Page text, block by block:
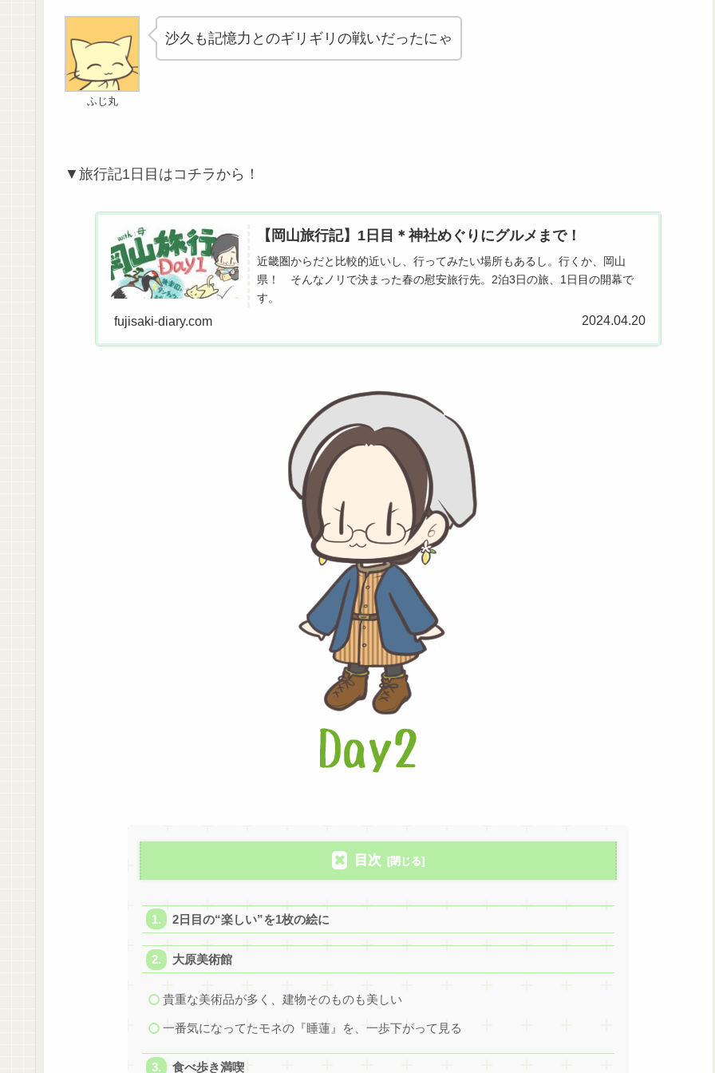
ふじ丸
沙久も記憶力とのギリギリの戦いだったにゃ
▼旅行記1日目はコチラから！
【岡山旅行記】1日目＊神社めぐりにグルメまで！
近畿圏からだと比較的近いし、行ってみたい場所もあるし。行くか、岡山
県！ そんなノリで決まった春の慰安旅行先。2泊3日の旅、1日目の開幕で
す。
fujisaki-diary.com 2024.04.20
目次
2日目の“楽しい”を1枚の絵に
大原美術館
貴重な美術品が多く、建物そのものも美しい
一番気になってたモネの『睡蓮』を、一歩下がって見る
食べ歩き満喫